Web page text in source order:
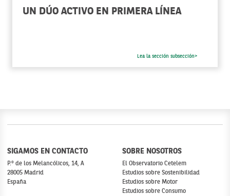
UN DÚO ACTIVO EN PRIMERA LÍNEA
Lea la sección subsección>
SIGAMOS EN CONTACTO
P.º de los Melancólicos, 14, A
28005 Madrid
España
SOBRE NOSOTROS
El Observatorio Cetelem
Estudios sobre Sostenibilidad
Estudios sobre Motor
Estudios sobre Consumo